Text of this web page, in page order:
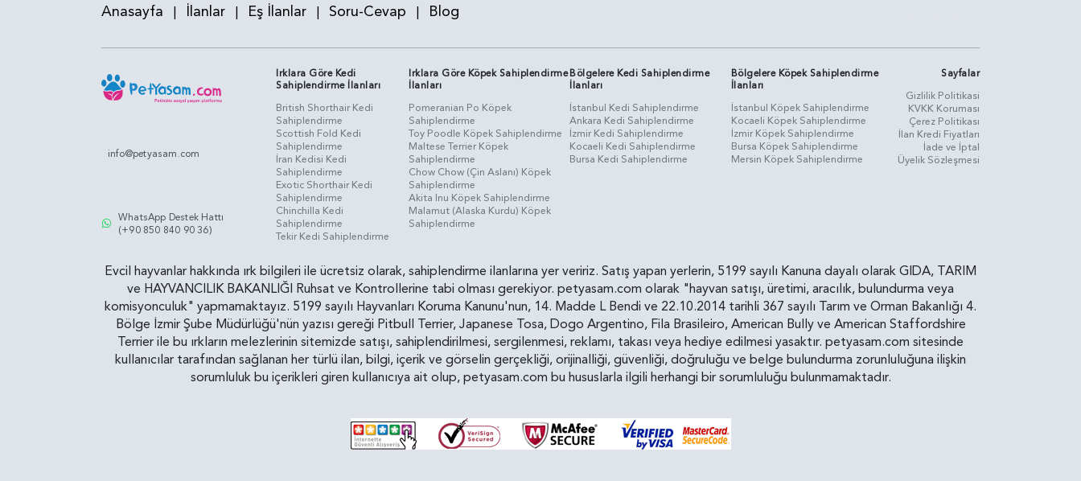
Anasayfa | İlanlar | Eş İlanlar | Soru-Cevap | Blog
info@petyasam.com
WhatsApp Destek Hattı
(+90 850 840 90 36)
Irklara Göre Kedi
Sahiplendirme İlanları
British Shorthair Kedi
Sahiplendirme
Scottish Fold Kedi
Sahiplendirme
İran Kedisi Kedi
Sahiplendirme
Exotic Shorthair Kedi
Sahiplendirme
Chinchilla Kedi
Sahiplendirme
Tekir Kedi Sahiplendirme
Irklara Göre Köpek Sahiplendirme
İlanları
Pomeranian Po Köpek
Sahiplendirme
Toy Poodle Köpek Sahiplendirme
Maltese Terrier Köpek
Sahiplendirme
Chow Chow (Çin Aslanı) Köpek
Sahiplendirme
Akita Inu Köpek Sahiplendirme
Malamut (Alaska Kurdu) Köpek
Sahiplendirme
Bölgelere Kedi Sahiplendirme
İlanları
İstanbul Kedi Sahiplendirme
Ankara Kedi Sahiplendirme
İzmir Kedi Sahiplendirme
Kocaeli Kedi Sahiplendirme
Bursa Kedi Sahiplendirme
Bölgelere Köpek Sahiplendirme
İlanları
İstanbul Köpek Sahiplendirme
Kocaeli Köpek Sahiplendirme
İzmir Köpek Sahiplendirme
Bursa Köpek Sahiplendirme
Mersin Köpek Sahiplendirme
Sayfalar
Gizlilik Politikasi
KVKK Koruması
Çerez Politikası
İlan Kredi Fiyatları
İade ve İptal
Üyelik Sözleşmesi
Evcil hayvanlar hakkında ırk bilgileri ile ücretsiz olarak, sahiplendirme ilanlarına yer veririz. Satış yapan yerlerin, 5199 sayılı Kanuna dayalı olarak GIDA, TARIM
ve HAYVANCILIK BAKANLIĞI Ruhsat ve Kontrollerine tabi olması gerekiyor. petyasam.com olarak "hayvan satışı, üretimi, aracılık, bulundurma veya
komisyonculuk" yapmamaktayız. 5199 sayılı Hayvanları Koruma Kanunu'nun, 14. Madde L Bendi ve 22.10.2014 tarihli 367 sayılı Tarım ve Orman Bakanlığı 4.
Bölge İzmir Şube Müdürlüğü'nün yazısı gereği Pitbull Terrier, Japanese Tosa, Dogo Argentino, Fila Brasileiro, American Bully ve American Staffordshire
Terrier ile bu ırkların melezlerinin sitemizde satışı, sahiplendirilmesi, sergilenmesi, reklamı, takası veya hediye edilmesi yasaktır. petyasam.com sitesinde
kullanıcılar tarafından sağlanan her türlü ilan, bilgi, içerik ve görselin gerçekliği, orijinalliği, güvenliği, doğruluğu ve belge bulundurma zorunluluğuna ilişkin
sorumluluk bu içerikleri giren kullanıcıya ait olup, petyasam.com bu hususlarla ilgili herhangi bir sorumluluğu bulunmamaktadır.